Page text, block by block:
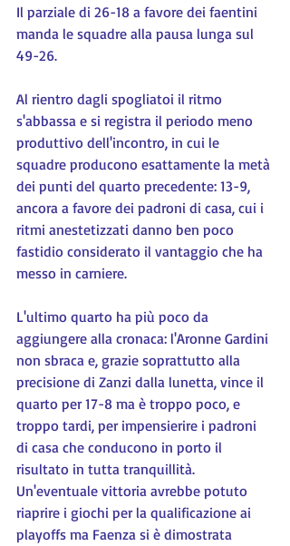
Il parziale di 26-18 a favore dei faentini
manda le squadre alla pausa lunga sul
49-26.
Al rientro dagli spogliatoi il ritmo
s'abbassa e si registra il periodo meno
produttivo dell'incontro, in cui le
squadre producono esattamente la metà
dei punti del quarto precedente: 13-9,
ancora a favore dei padroni di casa, cui i
ritmi anestetizzati danno ben poco
fastidio considerato il vantaggio che ha
messo in carniere.
L'ultimo quarto ha più poco da
aggiungere alla cronaca: l'Aronne Gardini
non sbraca e, grazie soprattutto alla
precisione di Zanzi dalla lunetta, vince il
quarto per 17-8 ma è troppo poco, e
troppo tardi, per impensierire i padroni
di casa che conducono in porto il
risultato in tutta tranquillità.
Un'eventuale vittoria avrebbe potuto
riaprire i giochi per la qualificazione ai
playoffs ma Faenza si è dimostrata